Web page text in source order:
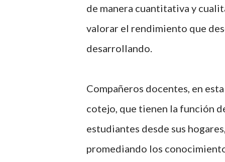
de manera cuantitativa y
valorar el rendimiento que
desarrollando.
Compañeros docentes, en
cotejo, que tienen la función
estudiantes desde sus
promediando los